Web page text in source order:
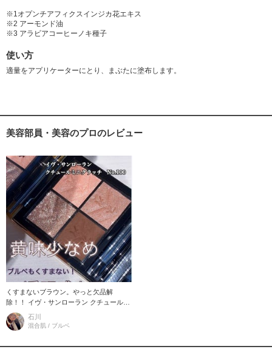
※1オプンチアフィクスインジカ花エキス
※2 アーモンド油
※3 アラビアコーヒーノキ種子
使い方
適量をアプリケーターにとり、まぶたに塗布します。
美容部員・美容のプロのレビュー
くすまないブラウン。やっと欠品解
除！！ イヴ・サンローラン クチュールミ
ニクラッチ No.100 ブラウンがなんとな
く似合わない、、 肌が
石川
混合肌 / ブルベ